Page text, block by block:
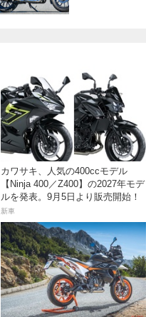
カワサキ、人気の400ccモデル
【Ninja 400／Z400】の2027年モデ
ルを発表。9月5日より販売開始！
新車